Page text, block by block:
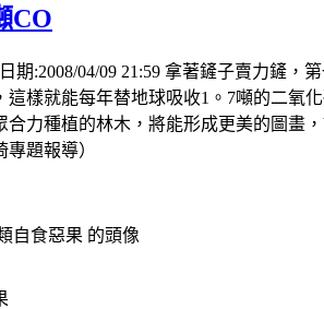
CO
期:2008/04/09 21:59 拿著鏟子賣力鏟
樣就能每年替地球吸收1。7噸的二氧
力種植的林木，將能形成更美的圖畫
題報導）